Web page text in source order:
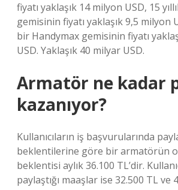
fiyatı yaklaşık 14 milyon USD, 15
gemisinin fiyatı yaklaşık 9,5 milyon
bir Handymax gemisinin fiyatı
USD. Yaklaşık 40 milyar USD.
Armatör ne kadar
kazanıyor?
Kullanıcıların iş başvurularında
beklentilerine göre bir armatörün
beklentisi aylık 36.100 TL’dir.
paylaştığı maaşlar ise 32.500 TL ve